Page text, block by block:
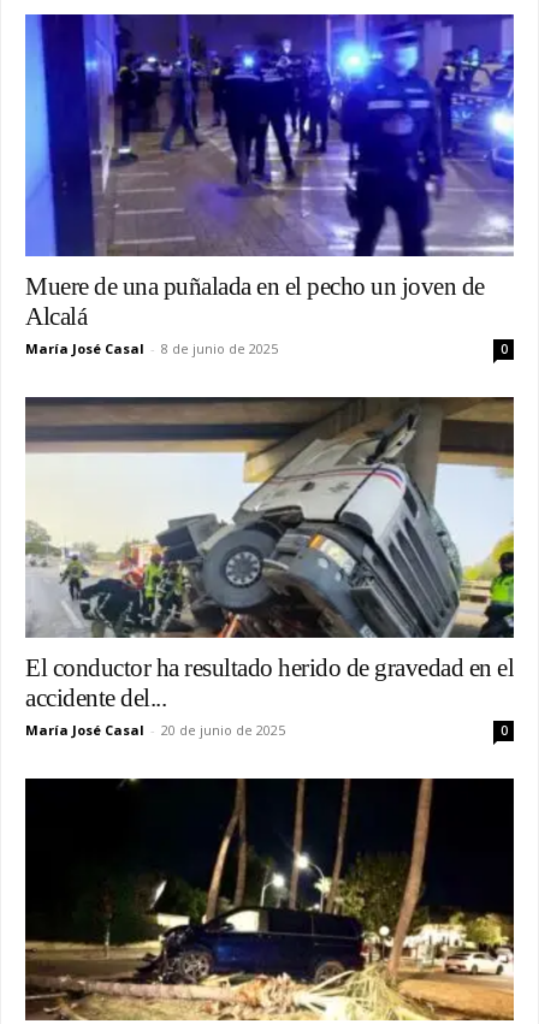
Muere de una puñalada en el pecho un joven de
Alcalá
María José Casal - 8 de junio de 2025 0
El conductor ha resultado herido de gravedad en el
accidente del...
María José Casal - 20 de junio de 2025 0